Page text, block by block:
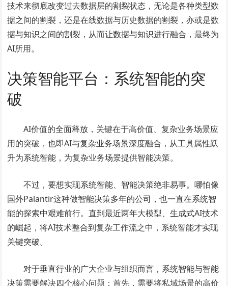
技术来彻底改变过去数据层的割裂状态，无论是各种类型数
据之间的割裂，还是在线数据与历史数据的割裂，亦或是数
据与知识之间的割裂，从而让数据与知识进行融合，最终为
AI所用。
决策智能平台：系统智能的突
破
AI价值的全面释放，关键在于高价值、复杂业务场景应
用的突破，也即AI与复杂业务场景深度融合，从工具属性跃
升为系统智能，为复杂业务场景提供智能决策。
不过，要想实现系统智能、智能决策绝非易事。哪怕像
国外Palantir这种做智能决策多年的公司，也一直在系统智
能的探索中艰难前行。直到最近两年大模型、生成式AI技术
的崛起，将AI技术整合到复杂工作流之中，系统智能才实现
关键突破。
对于垂直行业的广大企业与组织而言，系统智能与智能
决策需要解决四个核心问题：首先，需要将私域场景的高价